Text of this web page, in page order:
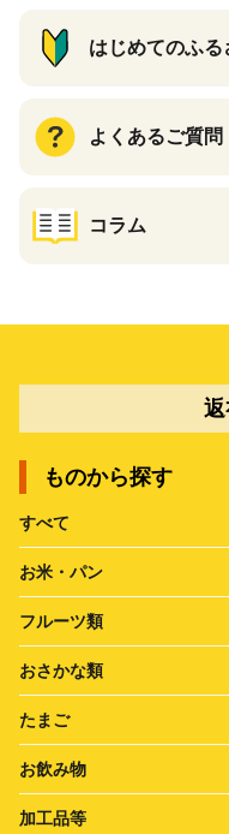
はじめてのふる
よくあるご質問
コラム
ものから探す
すべて
お米・パン
フルーツ類
おさかな類
たまご
お飲み物
加工品等